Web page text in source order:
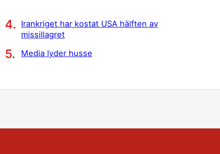
Irankriget har kostat USA hälften av
missillagret
Media lyder husse